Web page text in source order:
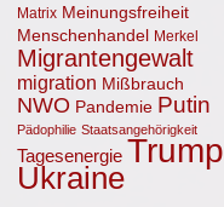
Matrix Meinungsfreiheit
Menschenhandel Merkel
Migrantengewalt
migration Mißbrauch
NWO Pandemie Putin
Pädophilie Staatsangehörigkeit
Tagesenergie Trump
Ukraine